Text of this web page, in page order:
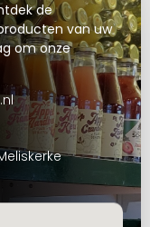
de
van uw
om onze